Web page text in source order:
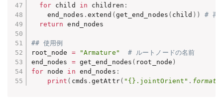
for child in children :
    end_nodes
. extend ( get_end_nodes ( child ) )
# 再
return end_nodes
## 使用例
root_node = "Armature"
# ルートノードの名前
end_nodes = get_end_nodes ( root_node )
for node in end_nodes :
print ( cmds .getAttr( "{}.jointOrient" . format